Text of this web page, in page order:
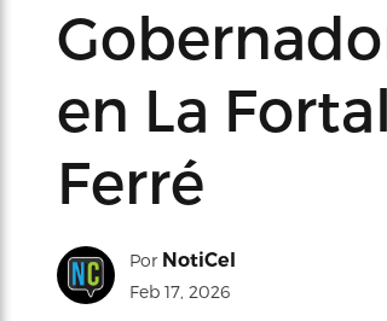
en La
Ferré
Por NotiCel
Feb 17, 2026